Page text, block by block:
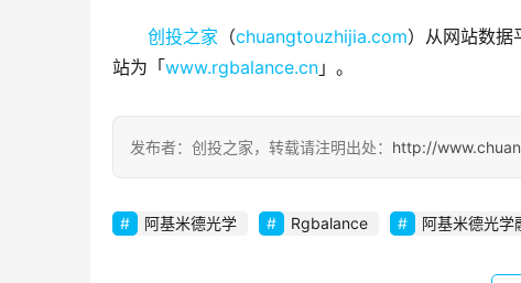
创投之家 （chuangtouzhijia.com）从网站数据
站为「www.rgbalance.cn 」。
发布者：创投之家，转载请注明出处： http://
阿基米德光学 Rgbalance 阿基米德光学